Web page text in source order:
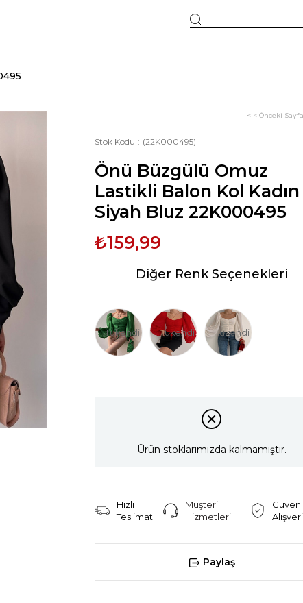
< < Önceki
Stok Kodu (22K000495)
Önü Büzgülü Omuz
Lastikli Balon Kol Kadın
Siyah Bluz 22K000495
₺159,99
Diğer Renk Seçenekleri
Tükendi Tükendi Tükendi
Ürün stoklarımızda kalmamıştır.
Hızlı
Teslimat
Müşteri
Hizmetleri
Paylaş